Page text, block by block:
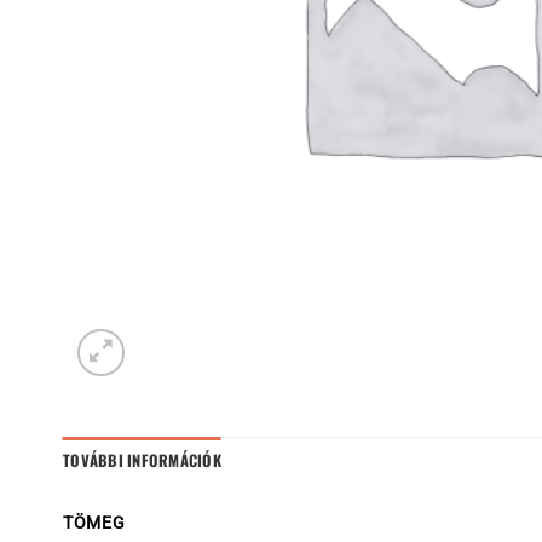
TOVÁBBI INFORMÁCIÓK
TÖMEG